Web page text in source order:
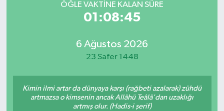
ÖĞLE VAKTINE KALAN SÜRE
01:08:45
6 Ağustos 2026
23 Safer 1448
Kimin ilmi artar da dünyaya karşı (rağbeti azalarak) zühdü
artmazsa o kimsenin ancak Allâhü Teâlâ'dan uzaklığı
artmış olur. (Hadis-i şerif)
Tüm Manşetler
Son Dakika Haberleri